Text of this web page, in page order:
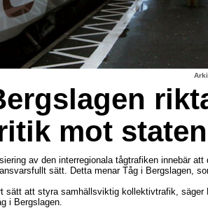
mot staten
av den interregionala tågtrafiken innebär att
sätt. Detta menar Tåg i Bergslagen,
sätt att styra samhällsviktig kollektivtrafik, säger
i Bergslagen.